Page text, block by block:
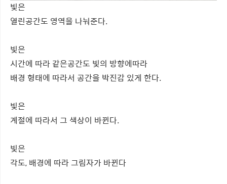
빛은
열린공간도 영역을 나눠준다.
빛은
시간에 따라 같은공간도 빛의 방향에따라
배경 형태에 따라서 공간을 박진감 있게 한다.
빛은
계절에 따라서 그 색상이 바뀐다.
빛은
각도, 배경에 따라 그림자가 바뀐다